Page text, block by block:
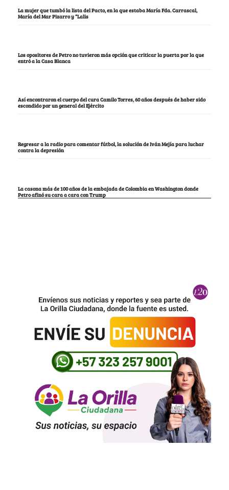
La mujer que tumbó la lista del Pacto, en la que estaba María Fda. Carrascal,
María del Mar Pizarro y “Lalis
Los opositores de Petro no tuvieron más opción que criticar la puerta por la que
entró a la Casa Blanca
Así encontraron el cuerpo del cura Camilo Torres, 60 años después de haber sido
escondido por un general del Ejército
Regresar a la radio para comentar fútbol, la solución de Iván Mejía para luchar
contra la depresión
La casona más de 100 años de la embajada de Colombia en Washington donde
Petro afinó su cara a cara con Trump